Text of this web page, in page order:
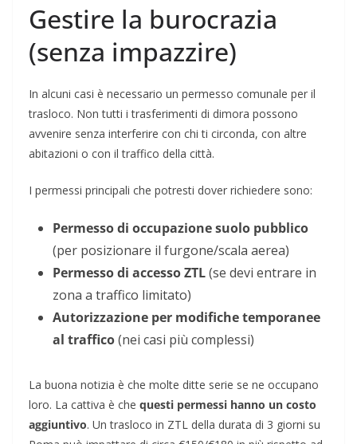
Gestire la burocrazia
(senza impazzire)
In alcuni casi è necessario un permesso comunale per il
trasloco. Non tutti i trasferimenti di dimora possono
avvenire senza interferire con chi ti circonda, con altre
abitazioni o con il traffico della città.
I permessi principali che potresti dover richiedere sono:
Permesso di occupazione suolo pubblico
(per posizionare il furgone/scala aerea)
Permesso di accesso ZTL(se devi entrare in
zona a traffico limitato)
Autorizzazione per modifiche temporanee
al traffico(nei casi più complessi)
La buona notizia è che molte ditte serie se ne occupano
loro. La cattiva è che questi permessi hanno un costo
aggiuntivo. Un trasloco in ZTL della durata di 3 giorni su